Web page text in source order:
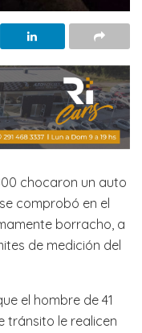
chocaron un auto
comprobó en el
borracho, a
de medición del
el hombre de 41
tránsito le realicen